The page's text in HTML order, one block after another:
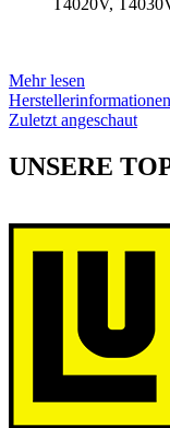
T4020V,
Mehr lesen
Zuletzt angeschaut
UNSERE